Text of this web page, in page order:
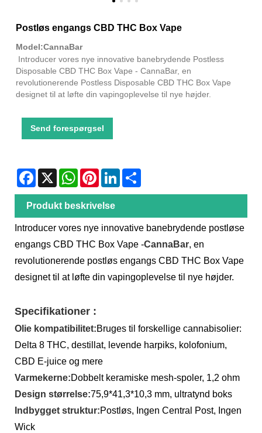
Postløs engangs CBD THC Box Vape
Model:CannaBar
Introducer vores nye innovative banebrydende Postless
Disposable CBD THC Box Vape - CannaBar, en
revolutionerende Postless Disposable CBD THC Box Vape
designet til at løfte din vapingoplevelse til nye højder.
Send forespørgsel
Facebook
X WhatsAppPinterestLinkedIn
Produkt beskrivelse
Introducer vores nye innovative banebrydende postløse
engangs CBD THC Box Vape -CannaBar, en
revolutionerende postløs engangs CBD THC Box Vape
designet til at løfte din vapingoplevelse til nye højder.
Specifikationer :
Olie kompatibilitet:Bruges til forskellige cannabisolier:
Delta 8 THC, destillat, levende harpiks, kolofonium,
CBD E-juice og mere
Varmekerne:Dobbelt keramiske mesh-spoler, 1,2 ohm
Design størrelse:75,9*41,3*10,3 mm, ultratynd boks
Indbygget struktur:Postløs, Ingen Central Post, Ingen
Wick